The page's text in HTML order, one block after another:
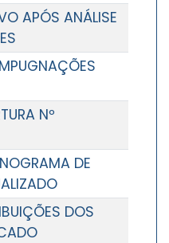
APÓS ANÁLISE
Nº
DE
DOS